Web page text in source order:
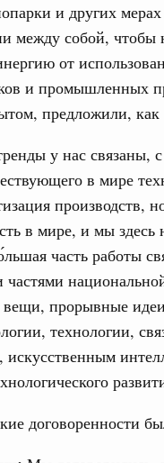
и других
между собой, чтобы
от
и промышленных
предложили, как
у нас связаны,
в мире
в мире, и мы здесь
часть работы
частями
прорывные
технологии,
искусственным
договоренности
110
регионах
гуманитарные
участие в
форума и
скоростных
дорожного
развитие. Инновации
по